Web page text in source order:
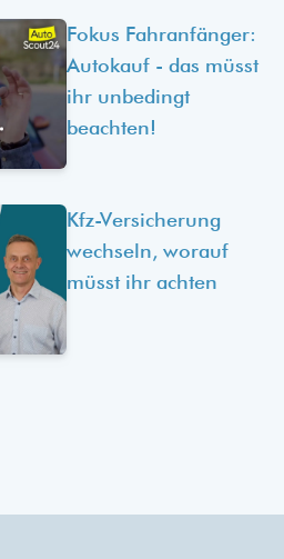
Fokus Fahranfänger:
Autokauf - das müsst
ihr unbedingt
beachten!
Kfz-Versicherung
wechseln, worauf
müsst ihr achten